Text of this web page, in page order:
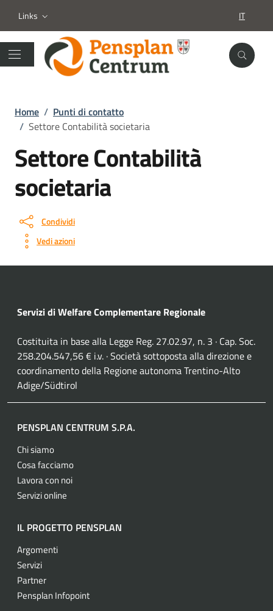
Links IT
Home / Punti di contatto
/ Settore Contabilità societaria
Settore Contabilità
societaria
Condividi
Vedi azioni
Servizi di Welfare Complementare Regionale
Costituita in base alla Legge Reg. 27.02.97, n. 3 · Cap. Soc.
258.204.547,56 € i.v. · Società sottoposta alla direzione e
coordinamento della Regione autonoma Trentino-Alto
Adige/Südtirol
PENSPLAN CENTRUM S.P.A.
Chi siamo
Cosa facciamo
Lavora con noi
Servizi online
IL PROGETTO PENSPLAN
Argomenti
Servizi
Partner
Pensplan Infopoint